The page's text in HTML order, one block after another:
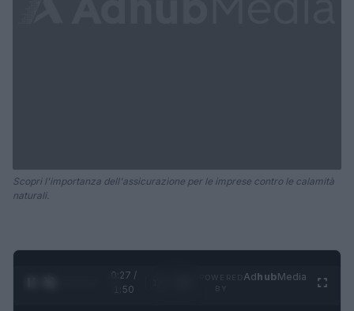
Scopri l'importanza dell'assicurazione per le imprese contro le calamità
naturali.
0:28 /
1:50
AdhubMedia